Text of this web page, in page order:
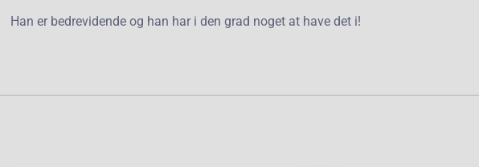
Han er bedrevidende og han har i den grad noget at have det i!